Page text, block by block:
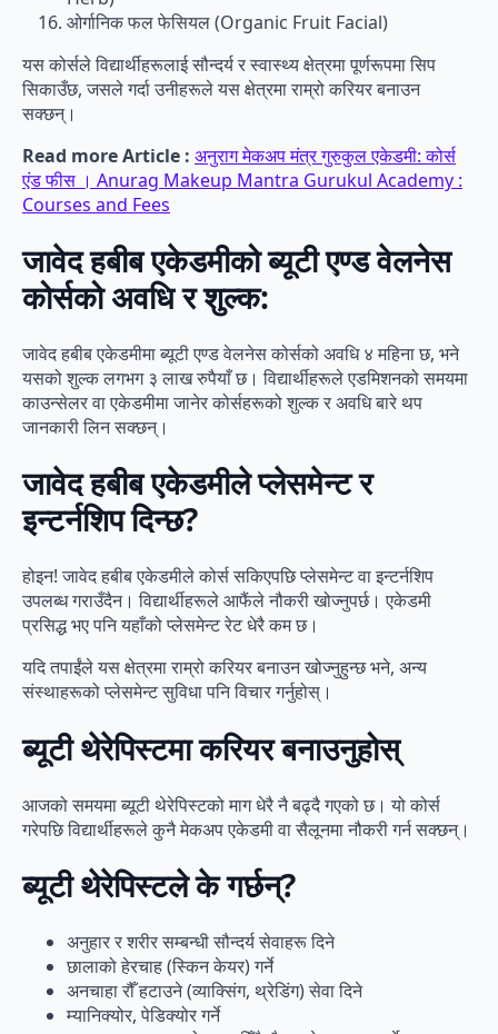
ओर्गानिक फल फेसियल (Organic Fruit Facial)
यस कोर्सले विद्यार्थीहरूलाई सौन्दर्य र स्वास्थ्य क्षेत्रमा पूर्णरूपमा सिप
सिकाउँछ, जसले गर्दा उनीहरूले यस क्षेत्रमा राम्रो करियर बनाउन
सक्छन्।
Read more Article : अनुराग मेकअप मंत्र गुरुकुल एकेडमी: कोर्स
एंड फीस । Anurag Makeup Mantra Gurukul Academy :
Courses and Fees
जावेद हबीब एकेडमीको ब्यूटी एण्ड वेलनेस
कोर्सको अवधि र शुल्क:
जावेद हबीब एकेडमीमा ब्यूटी एण्ड वेलनेस कोर्सको अवधि ४ महिना छ, भने
यसको शुल्क लगभग ३ लाख रुपैयाँ छ। विद्यार्थीहरूले एडमिशनको समयमा
काउन्सेलर वा एकेडमीमा जानेर कोर्सहरूको शुल्क र अवधि बारे थप
जानकारी लिन सक्छन्।
जावेद हबीब एकेडमीले प्लेसमेन्ट र
इन्टर्नशिप दिन्छ?
होइन! जावेद हबीब एकेडमीले कोर्स सकिएपछि प्लेसमेन्ट वा इन्टर्नशिप
उपलब्ध गराउँदैन। विद्यार्थीहरूले आफैंले नौकरी खोज्नुपर्छ। एकेडमी
प्रसिद्ध भए पनि यहाँको प्लेसमेन्ट रेट धेरै कम छ।
यदि तपाईंले यस क्षेत्रमा राम्रो करियर बनाउन खोज्नुहुन्छ भने, अन्य
संस्थाहरूको प्लेसमेन्ट सुविधा पनि विचार गर्नुहोस्।
ब्यूटी थेरेपिस्टमा करियर बनाउनुहोस्
आजको समयमा ब्यूटी थेरेपिस्टको माग धेरै नै बढ्दै गएको छ। यो कोर्स
गरेपछि विद्यार्थीहरूले कुनै मेकअप एकेडमी वा सैलूनमा नौकरी गर्न सक्छन्।
ब्यूटी थेरेपिस्टले के गर्छन्?
अनुहार र शरीर सम्बन्धी सौन्दर्य सेवाहरू दिने
छालाको हेरचाह (स्किन केयर) गर्ने
अनचाहा रौँ हटाउने (व्याक्सिंग, थ्रेडिंग) सेवा दिने
म्यानिक्योर, पेडिक्योर गर्ने